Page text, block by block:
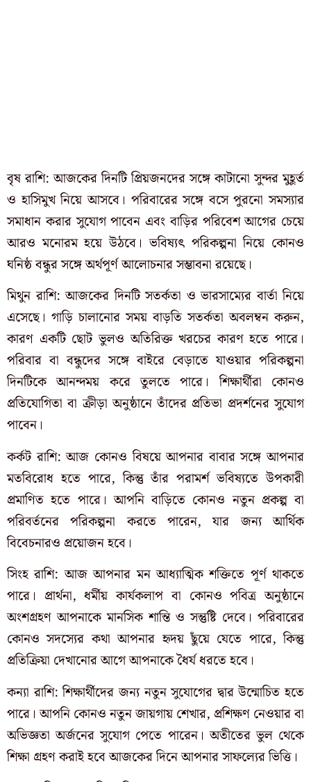
বৃষ রাশি: আজকের দিনটি প্রিয়জনদের সঙ্গে কাটানো সুন্দর মুহূর্ত
ও হাসিমুখ নিয়ে আসবে। পরিবারের সঙ্গে বসে পুরনো সমস্যার
সমাধান করার সুযোগ পাবেন এবং বাড়ির পরিবেশ আগের চেয়ে
আরও মনোরম হয়ে উঠবে। ভবিষ্যৎ পরিকল্পনা নিয়ে কোনও
ঘনিষ্ঠ বন্ধুর সঙ্গে অর্থপূর্ণ আলোচনার সম্ভাবনা রয়েছে।
মিথুন রাশি: আজকের দিনটি সতর্কতা ও ভারসাম্যের বার্তা নিয়ে
এসেছে। গাড়ি চালানোর সময় বাড়তি সতর্কতা অবলম্বন করুন,
কারণ একটি ছোট ভুলও অতিরিক্ত খরচের কারণ হতে পারে।
পরিবার বা বন্ধুদের সঙ্গে বাইরে বেড়াতে যাওয়ার পরিকল্পনা
দিনটিকে আনন্দময় করে তুলতে পারে। শিক্ষার্থীরা কোনও
প্রতিযোগিতা বা ক্রীড়া অনুষ্ঠানে তাঁদের প্রতিভা প্রদর্শনের সুযোগ
পাবেন।
কর্কট রাশি: আজ কোনও বিষয়ে আপনার বাবার সঙ্গে আপনার
মতবিরোধ হতে পারে, কিন্তু তাঁর পরামর্শ ভবিষ্যতে উপকারী
প্রমাণিত হতে পারে। আপনি বাড়িতে কোনও নতুন প্রকল্প বা
পরিবর্তনের পরিকল্পনা করতে পারেন, যার জন্য আর্থিক
বিবেচনারও প্রয়োজন হবে।
সিংহ রাশি: আজ আপনার মন আধ্যাত্মিক শক্তিতে পূর্ণ থাকতে
পারে। প্রার্থনা, ধর্মীয় কার্যকলাপ বা কোনও পবিত্র অনুষ্ঠানে
অংশগ্রহণ আপনাকে মানসিক শান্তি ও সন্তুষ্টি দেবে। পরিবারের
কোনও সদস্যের কথা আপনার হৃদয় ছুঁয়ে যেতে পারে, কিন্তু
প্রতিক্রিয়া দেখানোর আগে আপনাকে ধৈর্য ধরতে হবে।
কন্যা রাশি: শিক্ষার্থীদের জন্য নতুন সুযোগের দ্বার উন্মোচিত হতে
পারে। আপনি কোনও নতুন জায়গায় শেখার, প্রশিক্ষণ নেওয়ার বা
অভিজ্ঞতা অর্জনের সুযোগ পেতে পারেন। অতীতের ভুল থেকে
শিক্ষা গ্রহণ করাই হবে আজকের দিনে আপনার সাফল্যের ভিত্তি।